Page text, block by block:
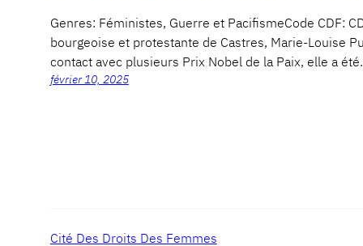
Genres: Féministes, Guerre et PacifismeCode
bourgeoise et protestante de Castres, Marie-Louise
contact avec plusieurs Prix Nobel de la Paix, elle a
février 10, 2025
Cité Des Droits Des Femmes